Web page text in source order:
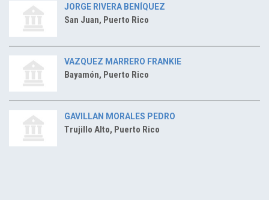
JORGE RIVERA BENÍQUEZ
San Juan, Puerto Rico
VAZQUEZ MARRERO FRANKIE
Bayamón, Puerto Rico
GAVILLAN MORALES PEDRO
Trujillo Alto, Puerto Rico